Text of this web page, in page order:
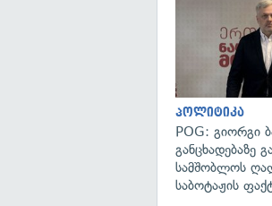
პოლიტიკა
POG: გიორგი
განცხადებაზე
სამშობლოს
საბოტაჟის